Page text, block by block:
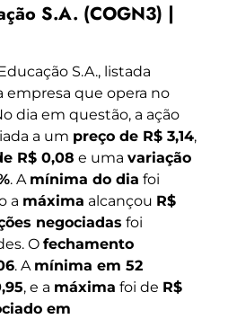
S.A. (COGN3) |
S.A., listada
empresa que opera no
dia em questão, a ação
a um preço de R$ 3,14,
R$ 0,08 e uma variação
. A mínima do dia foi
a máxima alcançou R$
negociadas foi
O fechamento
. A mínima em 52
, e a máxima foi de R$
em